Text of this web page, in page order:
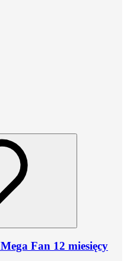
Fan 12 miesięcy